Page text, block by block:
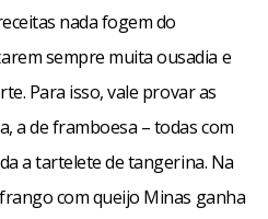
nada fogem do
sempre muita ousadia e
Para isso, vale provar as
a de framboesa – todas com
a tartelete de tangerina. Na
com queijo Minas ganha